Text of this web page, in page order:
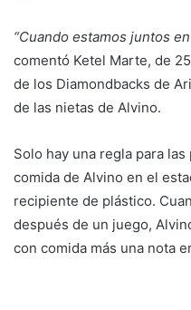
“Cuando estamos juntos
comentó Ketel Marte, de
de los Diamondbacks de
de las nietas de Alvino.
Solo hay una regla para
comida de Alvino en el
recipiente de plástico.
después de un juego,
con comida más una nota